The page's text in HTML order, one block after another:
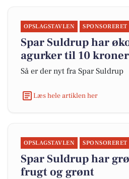
OPSLAGSTAVLEN SPONSORERET
Spar Suldrup har
agurker til 10 kroner
Så er der nyt fra Spar Suldrup
Læs hele artiklen her
OPSLAGSTAVLEN SPONSORERET
Spar Suldrup har
frugt og grønt